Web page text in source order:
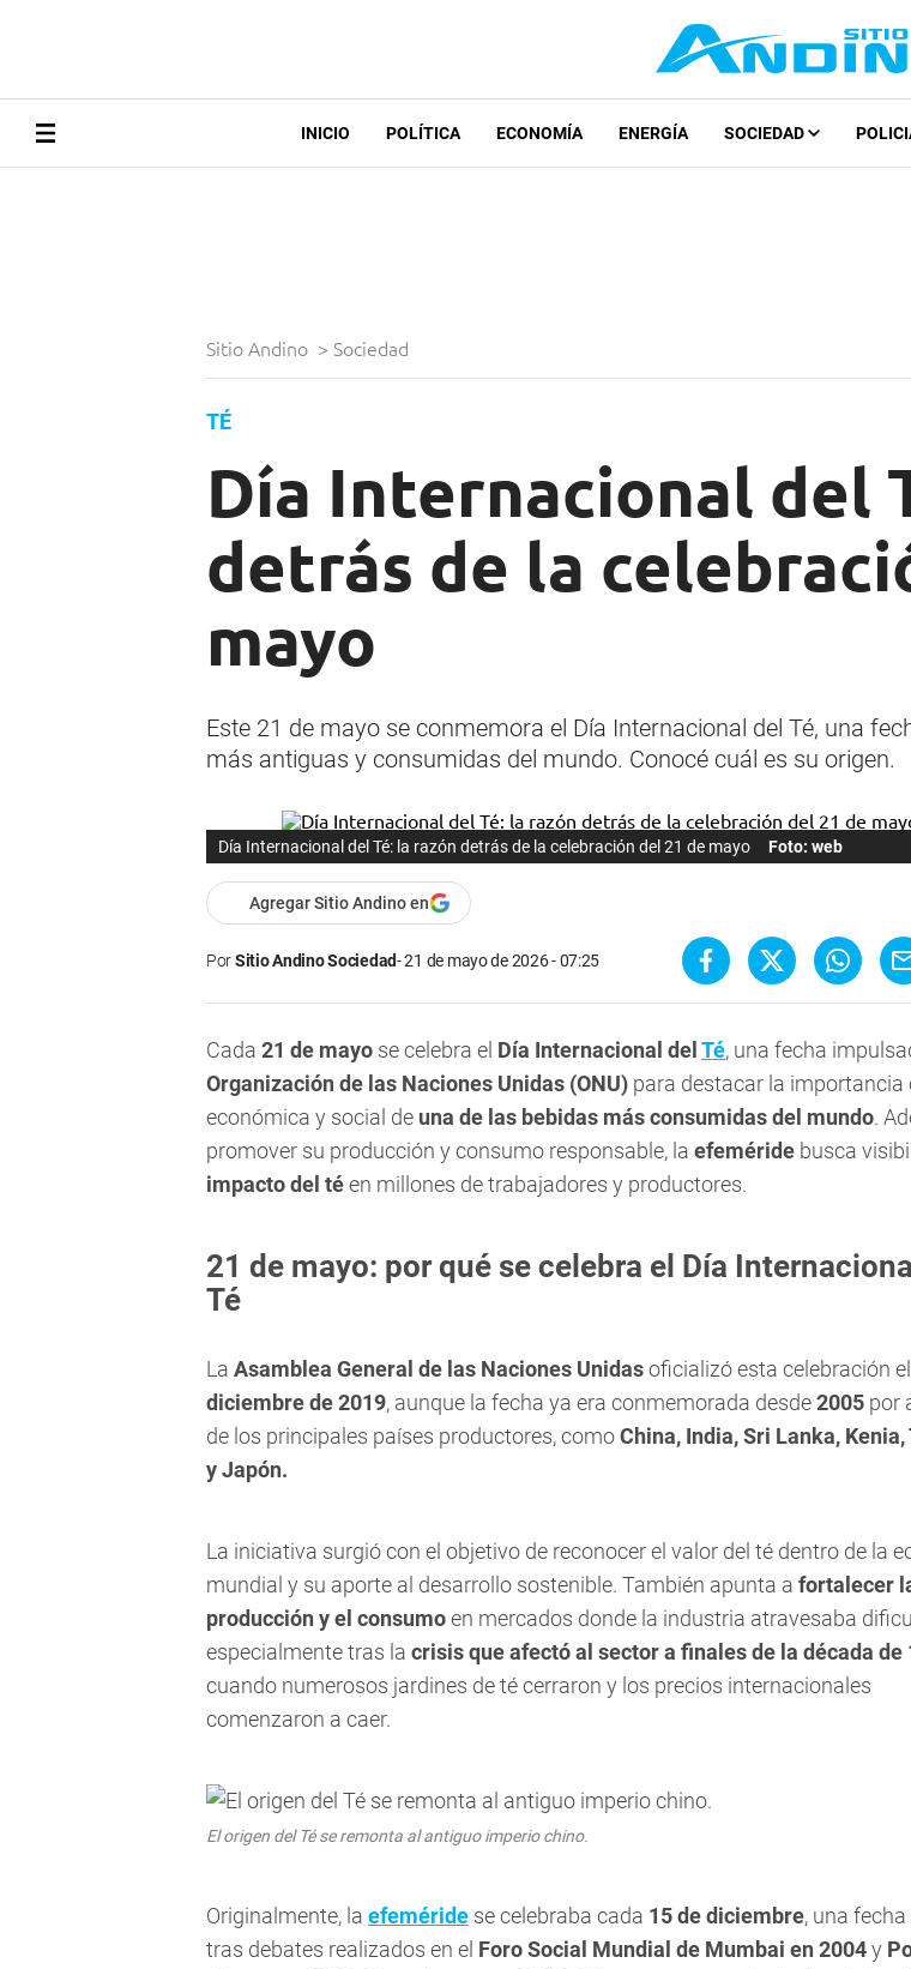
INICIO POLÍTICA ECONOMÍA ENERGÍA SOCIEDAD
Sitio Andino > Sociedad
TÉ
Día Internacional del
detrás de la
mayo
Este 21 de mayo se conmemora el Día Internacional del Té, una
más antiguas y consumidas del mundo. Conocé cuál es su origen.
Día Internacional del Té: la razón detrás de la celebración del 21 de mayo Foto: web
Agregar Sitio Andino en
PorSitio Andino Sociedad 21 de mayo de 2026 - 07:25
Cada 21 de mayo se celebra el Día Internacional del Té, una fecha
Organización de las Naciones Unidas (ONU) para destacar la importancia
económica y social de una de las bebidas más consumidas del mundo.
promover su producción y consumo responsable, la efeméride busca
impacto del téen millones de trabajadores y productores.
21 de mayo: por qué se celebra el Día
Té
La Asamblea General de las Naciones Unidasoficializó esta celebración el
diciembre de 2019, aunque la fecha ya era conmemorada desde2005 por
de los principales países productores, comoChina, India, Sri Lanka, Kenia,
y Japón.
La iniciativa surgió con el objetivo de reconocer el valor del té dentro de la
mundial y su aporte al desarrollo sostenible. También apunta a fortalecer
producción y el consumoen mercados donde la industria atravesaba
especialmente tras la crisis que afectó al sector a finales de la década de
cuando numerosos jardines de té cerraron y los precios internacionales
comenzaron a caer.
El origen del Té se remonta al antiguo imperio chino.
Originalmente, la efeméride se celebraba cada 15 de diciembre, una
tras debates realizados en el Foro Social Mundial de Mumbai en 2004y